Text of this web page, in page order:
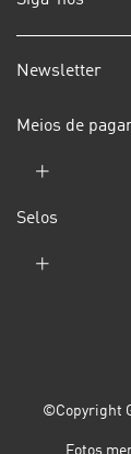
Newsletter
Meios de
Selos
©Copyright
Fotos